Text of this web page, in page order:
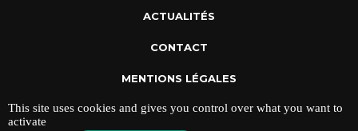
ACTUALITÉS
CONTACT
MENTIONS LÉGALES
POLITIQUE DE CONFIDENTIALITÉ
This site uses cookies and gives you control over what you want to
activate